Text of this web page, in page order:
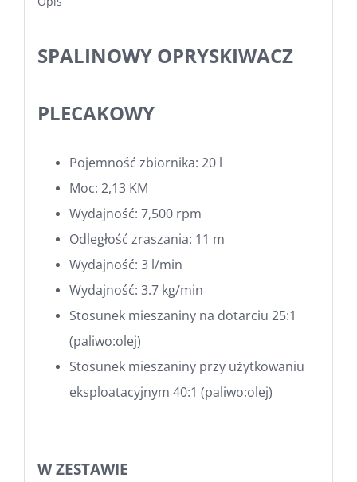
SPALINOWY OPRYSKIWACZ
PLECAKOWY
Pojemność zbiornika: 20 l
Moc: 2,13 KM
Wydajność: 7,500 rpm
Odległość zraszania: 11 m
Wydajność: 3 l/min
Wydajność: 3.7 kg/min
Stosunek mieszaniny na dotarciu 25:1
(paliwo:olej)
Stosunek mieszaniny przy użytkowaniu
eksploatacyjnym 40:1 (paliwo:olej)
W ZESTAWIE